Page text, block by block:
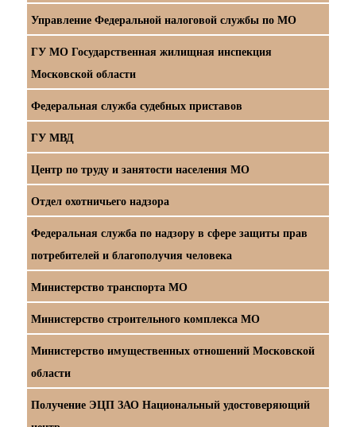
Управление Федеральной налоговой службы по МО
ГУ МО Государственная жилищная инспекция
Московской области
Федеральная служба судебных приставов
ГУ МВД
Центр по труду и занятости населения МО
Отдел охотничьего надзора
Федеральная служба по надзору в сфере защиты прав
потребителей и благополучия человека
Министерство транспорта МО
Министерство строительного комплекса МО
Министерство имущественных отношений Московской
области
Получение ЭЦП ЗАО Национальный удостоверяющий